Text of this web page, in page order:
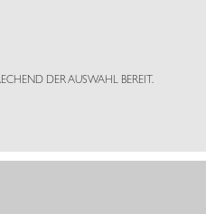
DER AUSWAHL BEREIT.